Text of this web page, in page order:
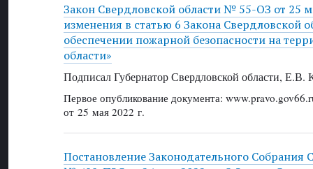
Закон Свердловской области № 55-ОЗ от 25
изменения в статью 6 Закона Свердловской
обеспечении пожарной безопасности на
области»
Подписал Губернатор Свердловской области, Е.В.
Первое опубликование документа:
от 25 мая 2022 г.
Постановление Законодательного Собрания